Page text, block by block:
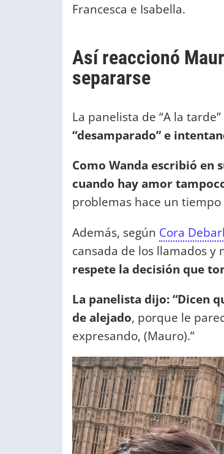
Francesca e Isabella.
Así reaccionó
separarse
La panelista de “A la tarde”
“desamparado” e
Como Wanda escribió en
cuando hay amor
problemas hace un tiempo
Además, según Cora
cansada de los llamados
respete la decisión que
La panelista dijo: “Dicen
de alejado, porque le
expresando, (Mauro).”